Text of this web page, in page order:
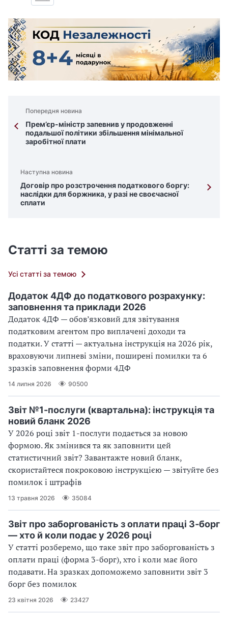
Попередня новина
Прем’єр-міністр запевнив у продовженні
подальшої політики збільшення мінімальної
заробітної плати
Наступна новина
Договір про розстрочення податкового боргу:
наслідки для боржника, у разі не своєчасної
сплати
Статті за темою
Усі статті за темою
Додаток 4ДФ до податкового розрахунку:
заповнення та приклади 2026
Додаток 4ДФ — обов’язковий для звітування
податковим агентом про виплачені доходи та
податки. У статті — актуальна інструкція на 2026 рік,
враховуючи липневі зміни, поширені помилки та 6
зразків заповнення форми 4ДФ
14 липня 2026 90500
Звіт №1-послуги (квартальна): інструкція та
новий бланк 2026
У 2026 році звіт 1-послуги подається за новою
формою. Як змінився та як заповнити цей
статистичний звіт? Завантажте новий бланк,
скористайтеся покроковою інструкцією — звітуйте без
помилок і штрафів
13 травня 2026 35084
Звіт про заборгованість з оплати праці 3‑борг
— хто й коли подає у 2026 році
У статті розберемо, що таке звіт про заборгованість з
оплати праці (форма 3-борг), хто і коли має його
подавати. На зразках допоможемо заповнити звіт 3
борг без помилок
23 квітня 2026 23427